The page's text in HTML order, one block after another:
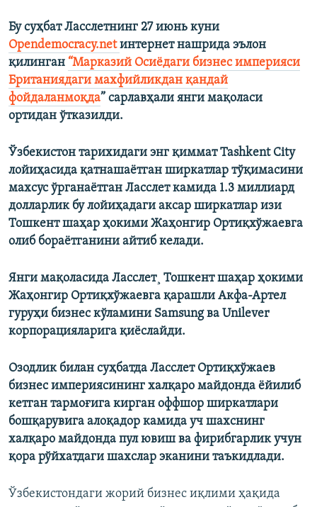
Бу суҳбат Ласслетнинг 27 июнь куни
Оpendemocracy.netинтернет нашрида эълон
қилинган “Марказий Осиëдаги бизнес империяси
Британиядаги махфийликдан қандай
фойдаланмоқда” сарлавҳали янги мақоласи
ортидан ўтказилди.
Ўзбекистон тарихидаги энг қиммат Tashkent City
лойиҳасида қатнашаëтган ширкатлар тўқимасини
махсус ўрганаëтган Ласслет камида 1.3 миллиард
долларлик бу лойиҳадаги аксар ширкатлар изи
Тошкент шаҳар ҳокими Жаҳонгир Ортиқхўжаевга
олиб бораëтганини айтиб келади.
Янги мақоласида Ласслет¸ Тошкент шаҳар ҳокими
Жаҳонгир Ортиқхўжаевга қарашли Акфа-Артел
гуруҳи бизнес кўламини Samsung ва Unilever
корпорацияларига қиëслайди.
Озодлик билан суҳбатда Ласслет Ортиқхўжаев
бизнес империясининг халқаро майдонда ëйилиб
кетган тармоғига кирган оффшор ширкатлари
бошқарувига алоқадор камида уч шахснинг
халқаро майдонда пул ювиш ва фирибгарлик учун
қора рўйхатдаги шахслар эканини таъкидлади.
Ўзбекистондаги жорий бизнес иқлими ҳақида